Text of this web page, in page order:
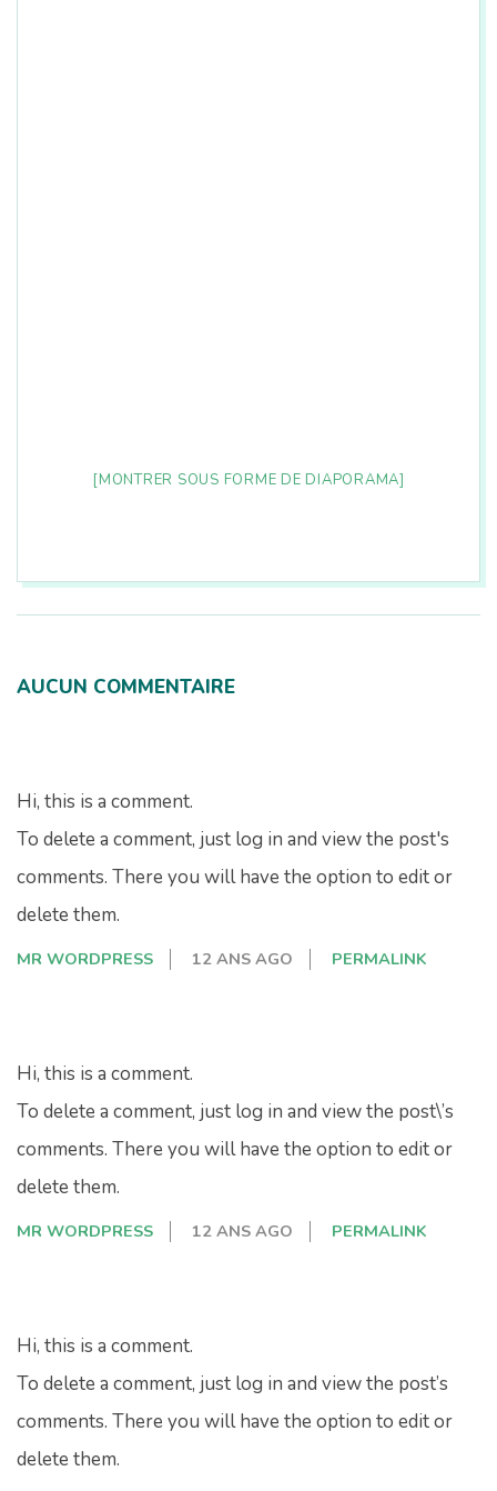
[MONTRER SOUS FORME DE DIAPORAMA]
07
AUCUN COMMENTAIRE
Hi, this is a comment.
To delete a comment, just log in and view the post's
comments. There you will have the option to edit or
delete them.
MR WORDPRESS 12 ANS AGO PERMALINK
Hi, this is a comment.
To delete a comment, just log in and view the post\’s
comments. There you will have the option to edit or
delete them.
MR WORDPRESS 12 ANS AGO PERMALINK
Hi, this is a comment.
To delete a comment, just log in and view the post’s
comments. There you will have the option to edit or
delete them.